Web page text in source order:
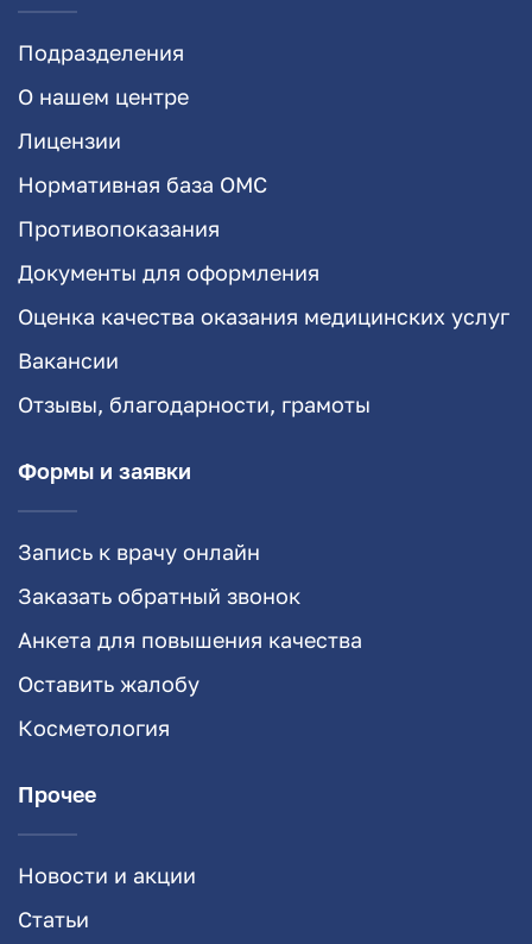
Подразделения
О нашем центре
Лицензии
Нормативная база ОМС
Противопоказания
Документы для оформления
Оценка качества оказания медицинских услуг
Вакансии
Отзывы, благодарности, грамоты
Формы и заявки
Запись к врачу онлайн
Заказать обратный звонок
Анкета для повышения качества
Оставить жалобу
Косметология
Прочее
Новости и акции
Статьи